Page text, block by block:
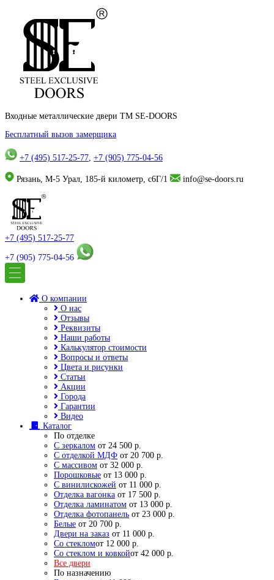
Входные металлические двери TM SE-DOORS
Бесплатный вызов замерщика
+7 (495) 517-25-77, +7 (905) 775-04-56
Рязань, М-5 Урал, 185-й километр, с6Г/1 info@se-doors.ru
+7 (495) 517-25-77
+7 (905) 775-04-56
О компании
О нас
Отзывы
Реквизиты
Наши работы
Калькулятор стоимости
Вопросы и ответы
Цвета и рисунки
Статьи
Акции
Города
Гарантии
Видео
Каталог
По отделке
С зеркалом от 24 500 р.
С отделкой МДФ от 20 700 р.
С массивом от 32 000 р.
Порошковые от 13 000 р.
С винилискожей от 11 000 р.
Отделка вагонка от 17 500 р.
Отделка ламинатом от 13 000 р.
Отделка фотопанель от 23 000 р.
Белые от 20 700 р.
Двери на заказ от 11 000 р.
Со стекломот 12 000 р.
Со стеклом и ковкойот 42 000 р.
Все двери
По назначению